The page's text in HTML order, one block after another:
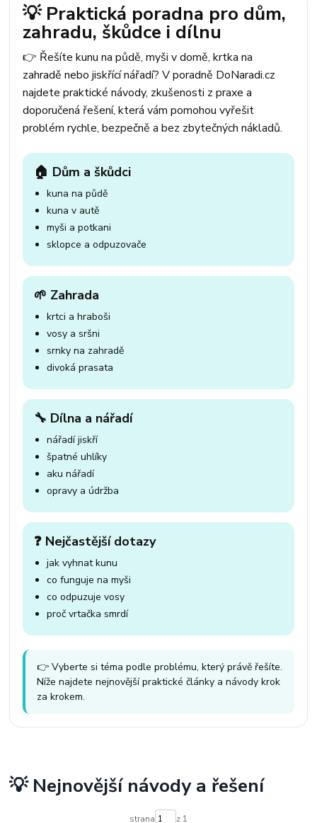
mravenci a mšice
uhlíky do nářadí
uhlíky do nařadí
uhlíky do vysavače
uhlíky do pračky uhlíky do
uhlíky parkside
uhlíky ferm uhlíky makita
uhlíkové kartáče
kde sehnat uhlíky
kde koupit uhlíky
💡 Praktická poradna pro dům,
zahradu, škůdce i dílnu
👉 Řešíte kunu na půdě, myši v domě, krtka na
zahradě nebo jiskřící nářadí? V poradně DoNaradi.cz
najdete praktické návody, zkušenosti z praxe a
doporučená řešení, která vám pomohou vyřešit
problém rychle, bezpečně a bez zbytečných nákladů.
🏠 Dům a škůdci
kuna na půdě
kuna v autě
myši a potkani
sklopce a odpuzovače
🌱 Zahrada
krtci a hraboši
vosy a sršni
srnky na zahradě
divoká prasata
🔧 Dílna a nářadí
nářadí jiskří
špatné uhlíky
aku nářadí
opravy a údržba
❓ Nejčastější dotazy
jak vyhnat kunu
co funguje na myši
co odpuzuje vosy
proč vrtačka smrdí
👉 Vyberte si téma podle problému, který právě řešíte.
Níže najdete nejnovější praktické články a návody krok
za krokem.
💡 Nejnovější návody a řešení
strana z 1